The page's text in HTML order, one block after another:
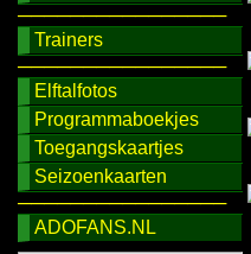
────────────────
Trainers
────────────────
Elftalfotos
Programmaboekjes
Toegangskaartjes
Seizoenkaarten
────────────────
ADOFANS.NL